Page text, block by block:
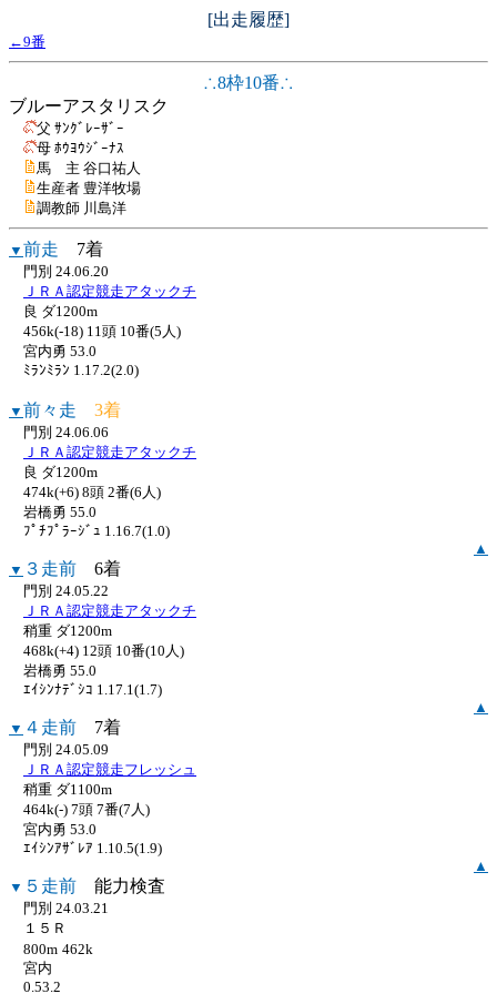
[出走履歴]
←9番
∴8枠10番∴
ブルーアスタリスク
父 ｻﾝｸﾞﾚｰｻﾞｰ
母 ﾎｳﾖｳｼﾞｰﾅｽ
馬 主 谷口祐人
生産者 豊洋牧場
調教師 川島洋
▼ 前走 7着
門別 24.06.20
ＪＲＡ認定競走アタックチ
良 ダ1200m
456k(-18) 11頭 10番(5人)
宮内勇 53.0
ﾐﾗﾝﾐﾗﾝ 1.17.2(2.0)
▼ 前々走 3着
門別 24.06.06
ＪＲＡ認定競走アタックチ
良 ダ1200m
474k(+6) 8頭 2番(6人)
岩橋勇 55.0
ﾌﾟﾁﾌﾟﾗｰｼﾞｭ 1.16.7(1.0)
▲
▼ ３走前 6着
門別 24.05.22
ＪＲＡ認定競走アタックチ
稍重 ダ1200m
468k(+4) 12頭 10番(10人)
岩橋勇 55.0
ｴｲｼﾝﾅﾃﾞｼｺ 1.17.1(1.7)
▲
▼ ４走前 7着
門別 24.05.09
ＪＲＡ認定競走フレッシュ
稍重 ダ1100m
464k(-) 7頭 7番(7人)
宮内勇 53.0
ｴｲｼﾝｱｻﾞﾚｱ 1.10.5(1.9)
▲
▼ ５走前 能力検査
門別 24.03.21
１５Ｒ
800m 462k
宮内
0.53.2